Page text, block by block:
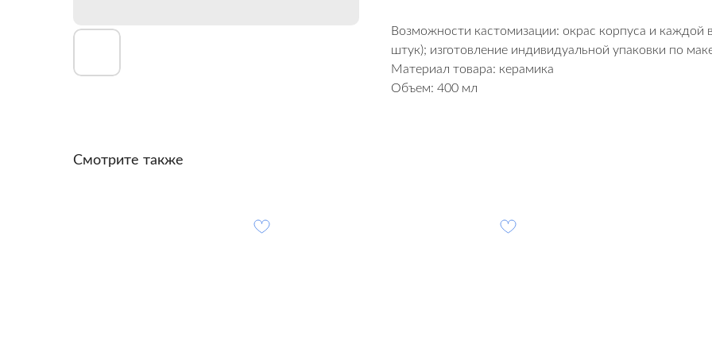
Возможности кастомизации: окрас корпуса и
штук); изготовление индивидуальной упаковки по
Материал товара: керамика
Объем: 400 мл
Смотрите также